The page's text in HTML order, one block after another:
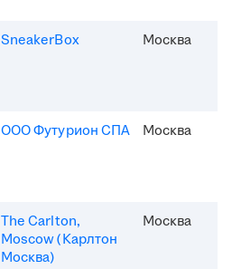
SneakerBox Москва
ООО Футурион СПА Москва
The Carlton,
Moscow (Карлтон
Москва)
Москва